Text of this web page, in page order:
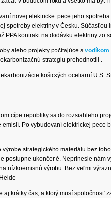
novej elektrickej pece jeho
spotreby elektriny v Česku.
PPA kontrakt na dodávku elektriny zo
alebo projekty počítajúce s vodíkom
stratégiu prehodnotili .
košických oceliarní U.S.
cípe republiky sa do rozsiahleho
emisií. Po vybudovaní elektrickej pece
výrobe strategického materiálu bez
postupne ukončené. Neprinesie nám
nízkoemisnú výrobu. Bez veľmi
aj krátky čas, a ktorý musí spoločnosť